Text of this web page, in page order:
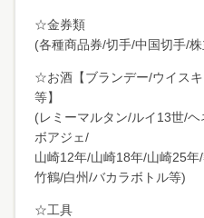
☆金券類
(各種商品券/切手/中国切手/
☆お酒【ブランデー/ウイス
等】
(レミーマルタン/ルイ13世/
ボアジェ/
山崎12年/山崎18年/山崎25
竹鶴/白州/バカラボトル等)
☆工具